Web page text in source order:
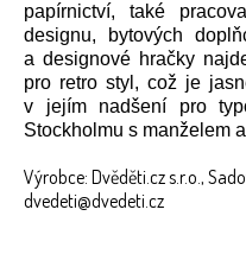
papírnictví, také
designu, bytových
a designové hračky
pro retro styl, což je
v jejím nadšení pro
Stockholmu s manželem
Výrobce: Dvěděti.cz s.r.o.,
dvedeti@dvedeti.cz